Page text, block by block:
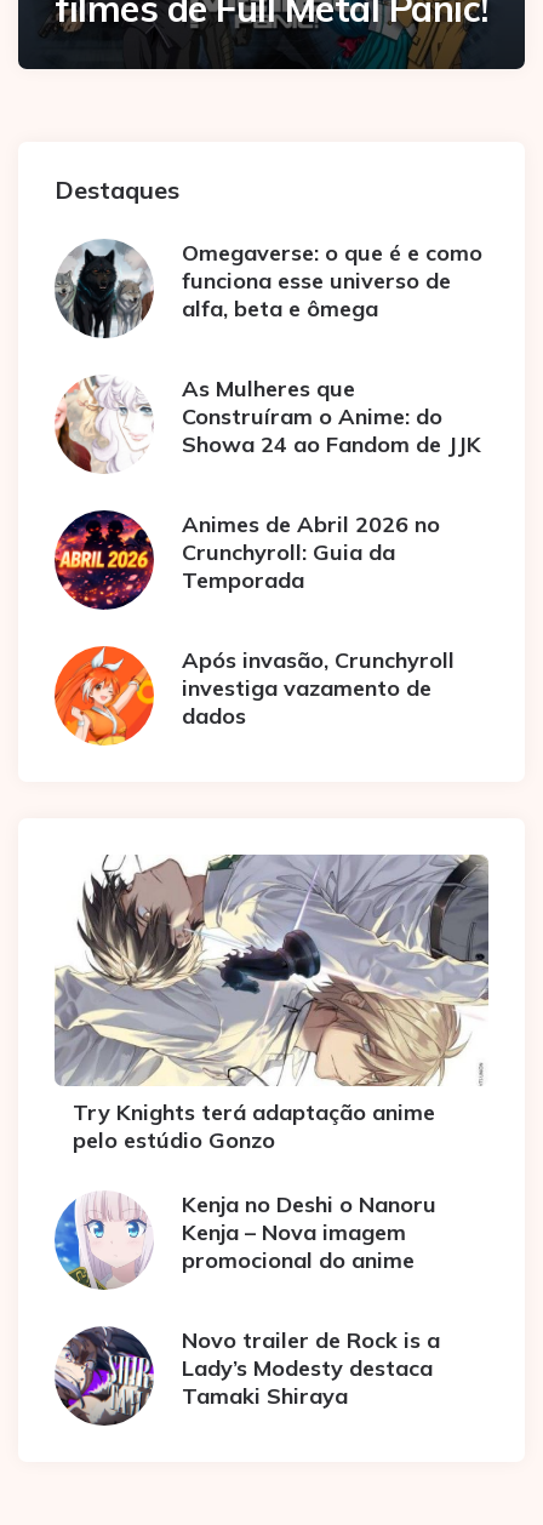
Destaques
Omegaverse: o que é e como
funciona esse universo de
alfa, beta e ômega
As Mulheres que
Construíram o Anime: do
Showa 24 ao Fandom de JJK
Animes de Abril 2026 no
Crunchyroll: Guia da
Temporada
Após invasão, Crunchyroll
investiga vazamento de
dados
Try Knights terá adaptação anime
pelo estúdio Gonzo
Kenja no Deshi o Nanoru
Kenja – Nova imagem
promocional do anime
Novo trailer de Rock is a
Lady’s Modesty destaca
Tamaki Shiraya